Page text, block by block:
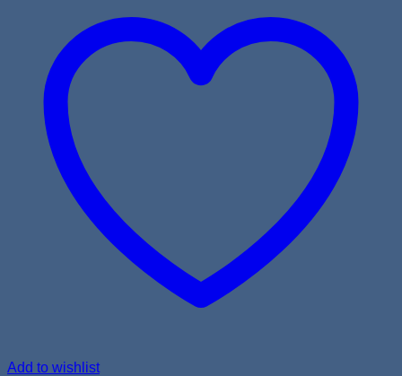
Add to wishlist